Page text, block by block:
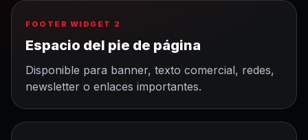
FOOTER WIDGET 2
Espacio del pie de página
Disponible para banner, texto comercial, redes,
newsletter o enlaces importantes.